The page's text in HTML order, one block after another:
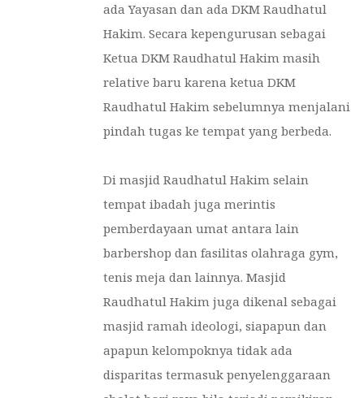
ada Yayasan dan ada DKM Raudhatul
Hakim. Secara kepengurusan sebagai
Ketua DKM Raudhatul Hakim masih
relative baru karena ketua DKM
Raudhatul Hakim sebelumnya menjalani
pindah tugas ke tempat yang berbeda.
Di masjid Raudhatul Hakim selain
tempat ibadah juga merintis
pemberdayaan umat antara lain
barbershop dan fasilitas olahraga gym,
tenis meja dan lainnya. Masjid
Raudhatul Hakim juga dikenal sebagai
masjid ramah ideologi, siapapun dan
apapun kelompoknya tidak ada
disparitas termasuk penyelenggaraan